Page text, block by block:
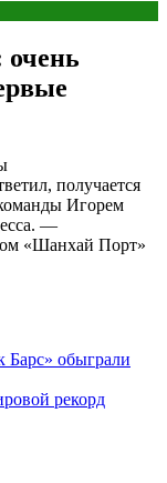
получается
Игорем
—
«Шанхай Порт»
Барс» обыграли
рекорд